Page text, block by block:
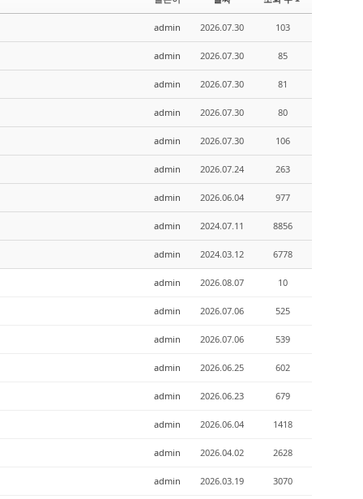
admin 2026.07.30 103
admin 2026.07.30 85
admin 2026.07.30 81
admin 2026.07.30 80
admin 2026.07.30 106
admin 2026.07.24 263
admin 2026.06.04 977
admin 2024.07.11 8856
admin 2024.03.12 6778
admin 2026.08.07 10
admin 2026.07.06 525
admin 2026.07.06 539
admin 2026.06.25 602
admin 2026.06.23 679
admin 2026.06.04 1418
admin 2026.04.02 2628
admin 2026.03.19 3070